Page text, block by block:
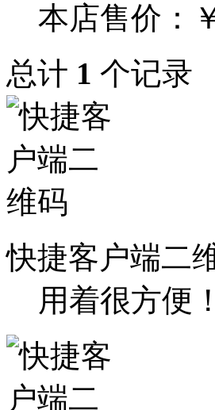
本店售价：
总计 1 个记录
快捷客户端二
用着很方便！